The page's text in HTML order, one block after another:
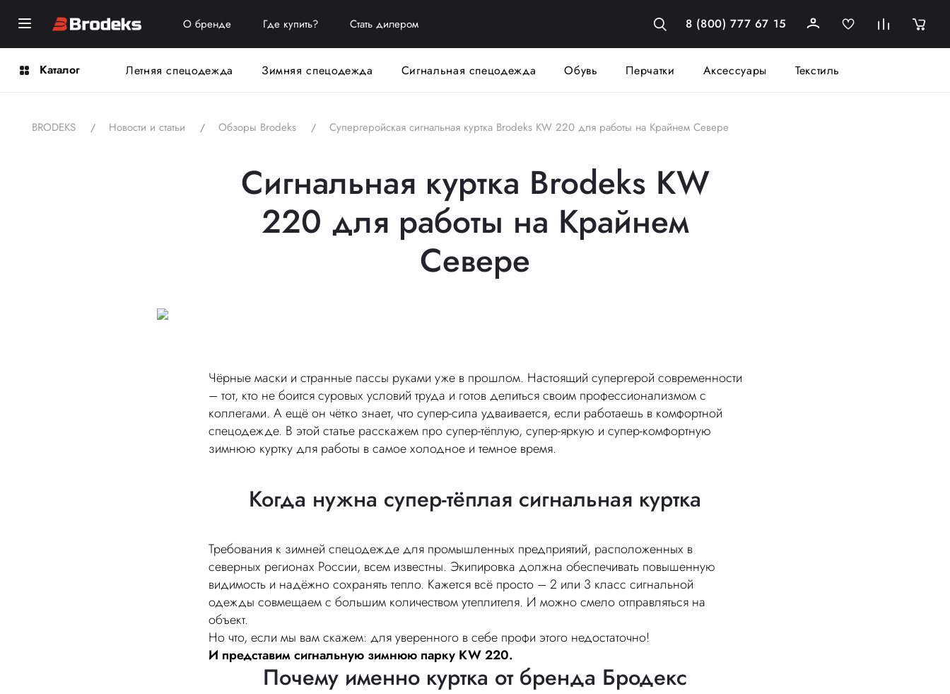
О бренде Где купить? Стать дилером 8 (800) 777 67 15
Каталог Летняя спецодежда Зимняя спецодежда Сигнальная спецодежда Обувь Перчатки Аксессуары Текстиль
BRODEKS Новости и статьи Обзоры Brodeks Супергеройская сигнальная куртка Brodeks KW 220 для работы на Крайнем Севере
Сигнальная куртка Brodeks KW
220 для работы на Крайнем
Севере
Чёрные маски и странные пассы руками уже в прошлом. Настоящий супергерой современности
– тот, кто не боится суровых условий труда и готов делиться своим профессионализмом с
коллегами. А ещё он чётко знает, что супер-сила удваивается, если работаешь в комфортной
спецодежде. В этой статье расскажем про супер-тёплую, супер-яркую и супер-комфортную
зимнюю куртку для работы в самое холодное и темное время.
Когда нужна супер-тёплая сигнальная куртка
Требования к зимней спецодежде для промышленных предприятий, расположенных в
северных регионах России, всем известны. Экипировка должна обеспечивать повышенную
видимость и надёжно сохранять тепло. Кажется всё просто – 2 или 3 класс сигнальной
одежды совмещаем с большим количеством утеплителя. И можно смело отправляться на
объект.
Но что, если мы вам скажем: для уверенного в себе профи этого недостаточно!
И представим сигнальную зимнюю парку KW 220.
Почему именно куртка от бренда Бродекс